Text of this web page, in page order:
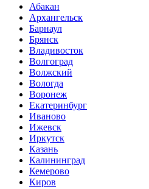
Абакан
Архангельск
Барнаул
Брянск
Владивосток
Волгоград
Волжский
Вологда
Воронеж
Екатеринбург
Иваново
Ижевск
Иркутск
Казань
Калининград
Кемерово
Киров